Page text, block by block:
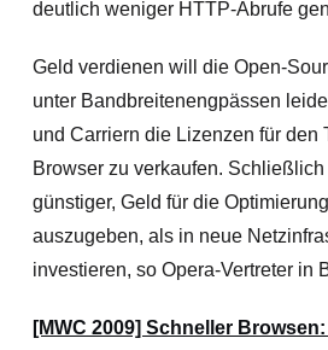
deutlich weniger HTTP-Abrufe
Geld verdienen will die Open-
unter Bandbreitenengpässen
und Carriern die Lizenzen für den
Browser zu verkaufen.
günstiger, Geld für die
auszugeben, als in neue
investieren, so Opera-Vertreter in
[MWC 2009] Schneller